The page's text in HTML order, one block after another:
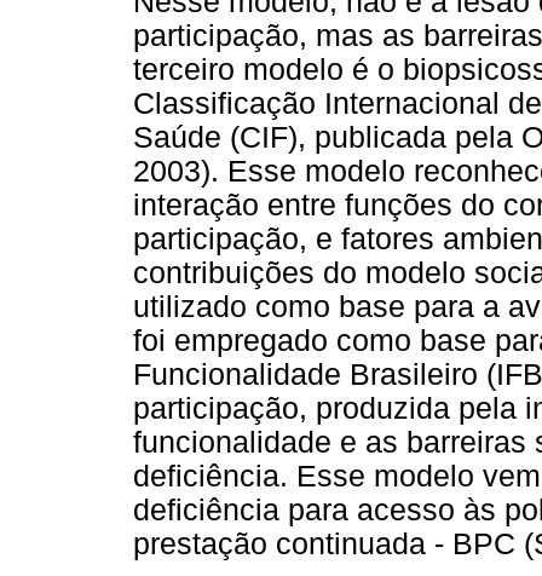
participação, mas as
terceiro modelo é o
Classificação Internacional
Saúde (CIF), publicada pela
2003). Esse modelo
interação entre funções do
participação, e fatores
contribuições do modelo
utilizado como base para a
foi empregado como base
Funcionalidade Brasileiro
participação, produzida pela
funcionalidade e as barreiras
deficiência. Esse modelo
deficiência para acesso às
prestação continuada - BPC